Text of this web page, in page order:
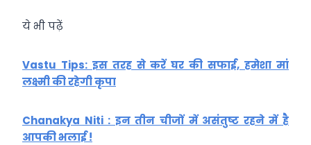
ये भी पढ़ें
Vastu Tips: इस तरह से करें घर की सफाई, हमेशा मां
लक्ष्मी की रहेगी कृपा
Chanakya Niti : इन तीन चीजों में असंतुष्ट रहने में है
आपकी भलाई !